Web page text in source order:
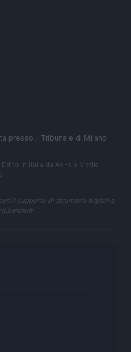
presso il Tribunale di Milano
in Italia da AdHub Media
il supporto di strumenti digitali e